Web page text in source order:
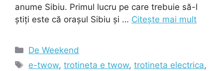
anume Sibiu. Primul lucru pe care trebuie să-l
știți este că orașul Sibiu și … Citește mai mult
Categorii
De Weekend
Etichete
e-twow,trotineta e twow,trotineta electrica,